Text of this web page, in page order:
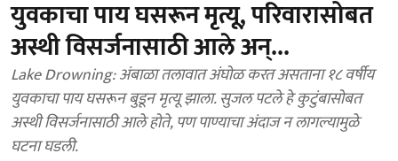
युवकाचा पाय घसरून मृत्यू, परिवारासोबत
अस्थी विसर्जनासाठी आले अन्...
Lake Drowning: अंबाळा तलावात अंघोळ करत असताना १८ वर्षीय
युवकाचा पाय घसरून बुडून मृत्यू झाला. सुजल पटले हे कुटुंबासोबत
अस्थी विसर्जनासाठी आले होते, पण पाण्याचा अंदाज न लागल्यामुळे
घटना घडली.